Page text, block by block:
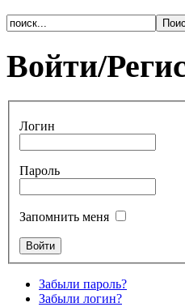
Войти/
Логин
Пароль
Запомнить меня
Забыли пароль?
Забыли логин?